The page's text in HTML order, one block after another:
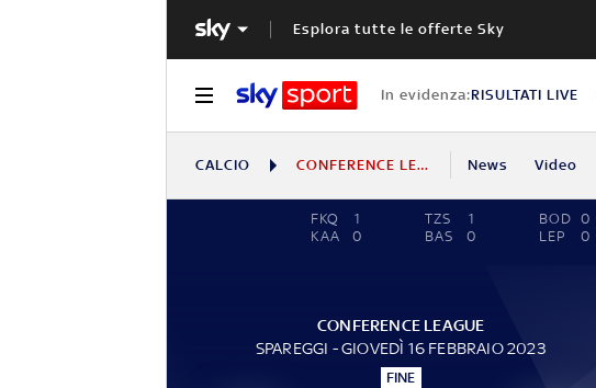
Esplora tutte le offerte Sky
In evidenza:RISULTATI LIVE
CALCIO CONFERENCE LEAGUE News Video
FKQ
1
KAA
0
TZS
1
BAS
0
BOD 0
LEP
0
CONFERENCE LEAGUE
SPAREGGI - GIOVEDÌ 16 FEBBRAIO 2023
FINE